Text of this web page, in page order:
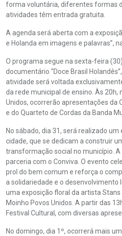
forma voluntária, diferentes formas
atividades têm entrada gratuita.
A agenda será aberta com a
e Holanda em imagens e palavras”,
O programa segue na sexta-feira
documentário “Doce Brasil
atividade será voltada
da rede municipal de ensino. Às 20h,
Unidos, ocorrerão apresentações da
e do Quarteto de Cordas da Banda
No sábado, dia 31, será realizado
cidade, que se dedicam a construir
transformação social no município.
parceria com o Conviva. O evento
prol do bem comum e reforça o
a solidariedade e o desenvolvimento
uma exposição floral da artista
Moinho Povos Unidos. A partir das
Festival Cultural, com diversas
No domingo, dia 1º, ocorrerá mais